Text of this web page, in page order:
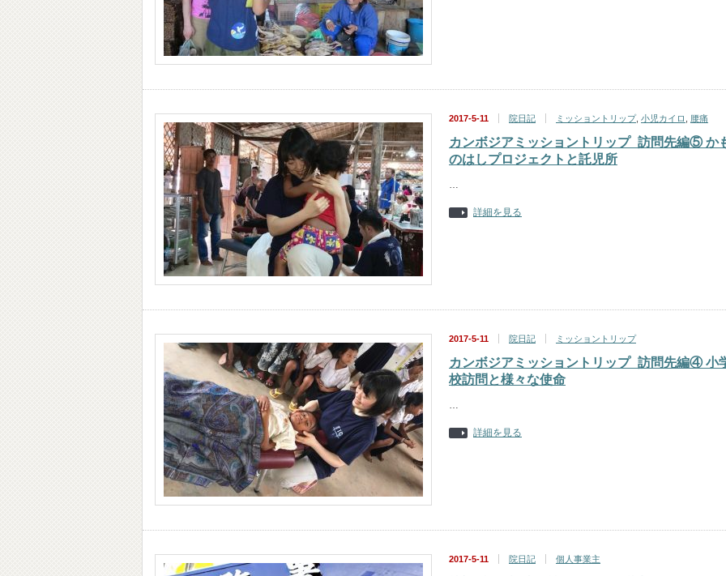
2017-5-11 院日記 ミッショントリップ, 小児カイロ 腰痛
カンボジアミッショントリップ_訪問先編⑤ か
のはしプロジェクトと託児所
…
詳細を見る
2017-5-11 院日記 ミッショントリップ
カンボジアミッショントリップ_訪問先編④ 小
校訪問と様々な使命
…
詳細を見る
2017-5-11 院日記 個人事業主